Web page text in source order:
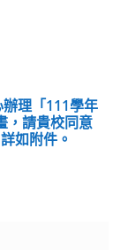
理「111學年
，請貴校同意
如附件。